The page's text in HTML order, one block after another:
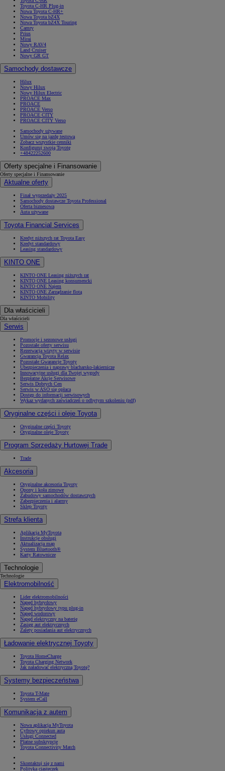
Toyota C-HR Plug-in
Nowa Toyota C-HR+
Nowa Toyota bZ4X
Nowa Toyota bZ4X Touring
Camry
Prius
Mirai
Nowy RAV4
Land Cruiser
Nowy GR GT
Samochody dostawcze
Hilux
Nowy Hilux
Nowy Hilux Electric
PROACE Max
PROACE
PROACE Verso
PROACE CITY
PROACE CITY Verso
Samochody używane
Umów się na jazdę testową
Zobacz wszystkie cenniki
Konfiguruj swoją Toyotę
+48422252600
Oferty specjalne i Finansowanie
Oferty specjalne i Finansowanie
Aktualne oferty
Finał wyprzedaży 2025
Samochody dostawcze Toyota Professional
Oferta biznesowa
Auta używane
Toyota Financial Services
Kredyt niższych rat Toyota Easy
Kredyt standardowy
Leasing standardowy
KINTO ONE
KINTO ONE Leasing niższych rat
KINTO ONE Leasing konsumencki
KINTO ONE Najem
KINTO ONE Zarządzanie flotą
KINTO Mobility
Dla właścicieli
Dla właścicieli
Serwis
Promocje i sezonowe usługi
Pozostałe oferty serwisu
Rezerwacja wizyty w serwisie
Gwarancja Toyota Relax
Pozostałe Gwarancje Toyoty
Ubezpieczenia i naprawy blacharsko-lakiernicze
Innowacyjne usługi dla Twojej wygody
Bezpłatne Akcje Serwisowe
Serwis Dobrych Cen
Serwis w ASO się opłaca
Dostęp do informacji serwisowych
Wykaz wydanych zaświadczeń o odbytym szkoleniu (pdf)
Oryginalne części i oleje Toyota
Oryginalne części Toyoty
Oryginalne oleje Toyoty
Program Sprzedaży Hurtowej Trade
Trade
Akcesoria
Oryginalne akcesoria Toyoty
Opony i koła zimowe
Zabudowy samochodów dostawczych
Zabezpieczenia i alarmy
Sklep Toyoty
Strefa klienta
Aplikacja MyToyota
Instrukcje obsługi
Aktualizacja map
System Bluetooth®
Karty Ratownicze
Technologie
Technologie
Elektromobilność
Lider elektromobilności
Napęd hybrydowy
Napęd hybrydowy typu plug-in
Napęd wodorowy
Napęd elektryczny na baterię
Zasięg aut elektrycznych
Zalety posiadania aut elektrycznych
Ładowanie elektrycznej Toyoty
Toyota HomeCharge
Toyota Charging Network
Jak naładować elektryczną Toyotę?
Systemy bezpieczeństwa
Toyota T-Mate
System eCall
Komunikacja z autem
Nowa aplikacja MyToyota
Cyfrowy opiekun auta
Usługi Connected
Płatne subskrypcje
Toyota Connectivity Match
Skontaktuj się z nami
Polityka ciasteczek